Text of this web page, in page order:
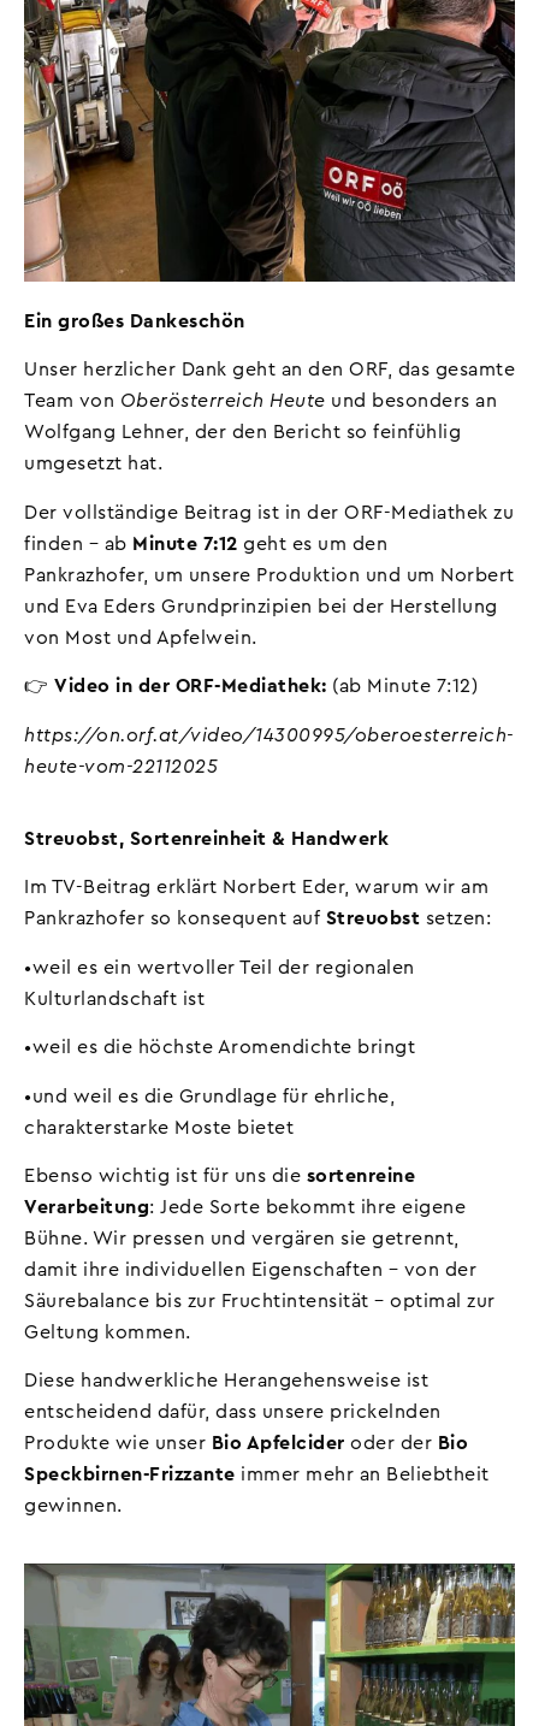
Ein großes Dankeschön
Unser herzlicher Dank geht an den ORF, das gesamte
Team von Oberösterreich Heute und besonders an
Wolfgang Lehner, der den Bericht so feinfühlig
umgesetzt hat.
Der vollständige Beitrag ist in der ORF-Mediathek zu
finden – ab Minute 7:12 geht es um den
Pankrazhofer, um unsere Produktion und um Norbert
und Eva Eders Grundprinzipien bei der Herstellung
von Most und Apfelwein.
👉 Video in der ORF-Mediathek: (ab Minute 7:12)
https://on.orf.at/video/14300995/oberoesterreich-
heute-vom-22112025
Streuobst, Sortenreinheit & Handwerk
Im TV-Beitrag erklärt Norbert Eder, warum wir am
Pankrazhofer so konsequent auf Streuobst setzen:
•weil es ein wertvoller Teil der regionalen
Kulturlandschaft ist
•weil es die höchste Aromendichte bringt
•und weil es die Grundlage für ehrliche,
charakterstarke Moste bietet
Ebenso wichtig ist für uns die sortenreine
Verarbeitung: Jede Sorte bekommt ihre eigene
Bühne. Wir pressen und vergären sie getrennt,
damit ihre individuellen Eigenschaften – von der
Säurebalance bis zur Fruchtintensität – optimal zur
Geltung kommen.
Diese handwerkliche Herangehensweise ist
entscheidend dafür, dass unsere prickelnden
Produkte wie unser Bio Apfelcider oder der Bio
Speckbirnen-Frizzante immer mehr an Beliebtheit
gewinnen.